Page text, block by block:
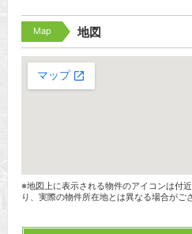
Map 地図
※地図上に表示される物件のアイコンは付
り、実際の物件所在地とは異なる場合がご